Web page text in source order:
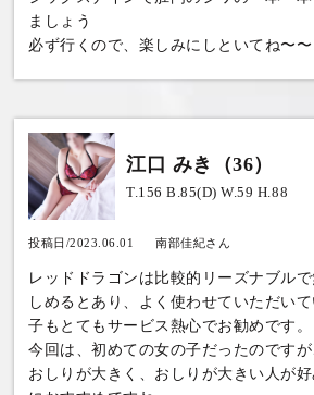
ましょう
必ず行くので、楽しみにしといてね〜〜
江口 みき（36）
T.156 B.85(D) W.59 H.88
投稿日/2023.06.01 南部佳紀さん
レッドドラゴンは比較的リーズナブル
しめるとあり、よく使わせていただい
子もとてもサービス熱心でお勧めです。
今回は、初めての女の子だったのですが
おしりが大きく、おしりが大きい人が